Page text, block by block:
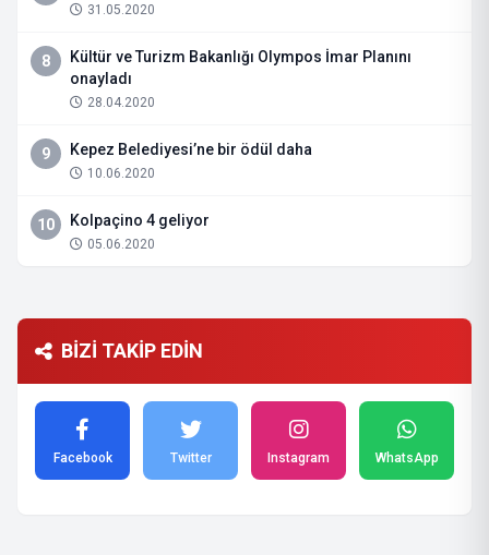
31.05.2020
8
Kültür ve Turizm Bakanlığı Olympos İmar Planını
onayladı
28.04.2020
9 Kepez Belediyesi’ne bir ödül daha
10.06.2020
10 Kolpaçino 4 geliyor
05.06.2020
BİZİ TAKİP EDİN
Facebook Twitter Instagram WhatsApp